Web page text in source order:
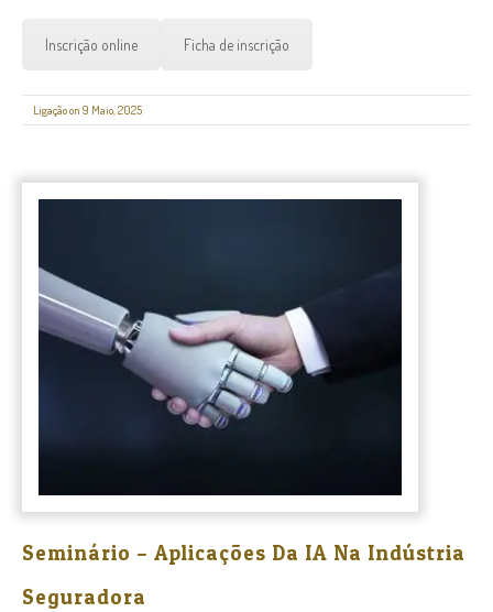
Inscrição online Ficha de inscrição
Ligação on 9 Maio, 2025
Seminário – Aplicações Da IA Na Indústria
Seguradora